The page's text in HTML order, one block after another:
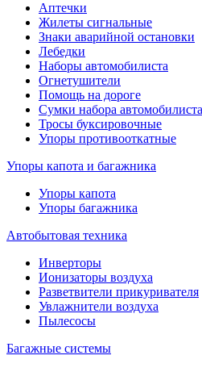
Аптечки
Жилеты сигнальные
Знаки аварийной остановки
Лебедки
Наборы автомобилиста
Огнетушители
Помощь на дороге
Сумки набора автомобилиста
Тросы буксировочные
Упоры противооткатные
Упоры капота и багажника
Упоры капота
Упоры багажника
Автобытовая техника
Инверторы
Ионизаторы воздуха
Разветвители прикуривателя
Увлажнители воздуха
Пылесосы
Багажные системы